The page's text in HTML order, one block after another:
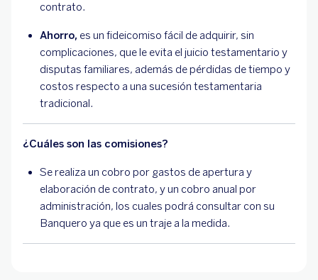
contrato.
Ahorro, es un fideicomiso fácil de adquirir, sin
complicaciones, que le evita el juicio testamentario y
disputas familiares, además de pérdidas de tiempo y
costos respecto a una sucesión testamentaria
tradicional.
¿Cuáles son las comisiones?
Se realiza un cobro por gastos de apertura y
elaboración de contrato, y un cobro anual por
administración, los cuales podrá consultar con su
Banquero ya que es un traje a la medida.